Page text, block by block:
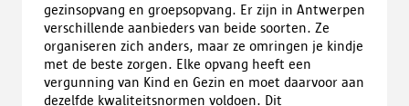
gezinsopvang en groepsopvang. Er zijn in Antwerpen
verschillende aanbieders van beide soorten. Ze
organiseren zich anders, maar ze omringen je kindje
met de beste zorgen. Elke opvang heeft een
vergunning van Kind en Gezin en moet daarvoor aan
dezelfde kwaliteitsnormen voldoen. Dit